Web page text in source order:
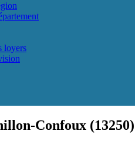
loyers
Confoux (13250)